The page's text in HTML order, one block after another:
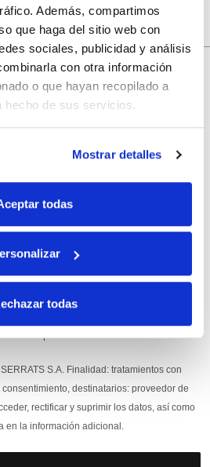
Además, compartimos
que haga del sitio web con
sociales, publicidad y análisis
con otra información
o que hayan recopilado a
hecho de sus servicios.
Mostrar detalles
todas
todas
descuento
compra.
para recibir nuestras
S.A. Finalidad: tratamientos con
destinatarios: proveedor de
rectificar y suprimir los datos, así como
en la información adicional.